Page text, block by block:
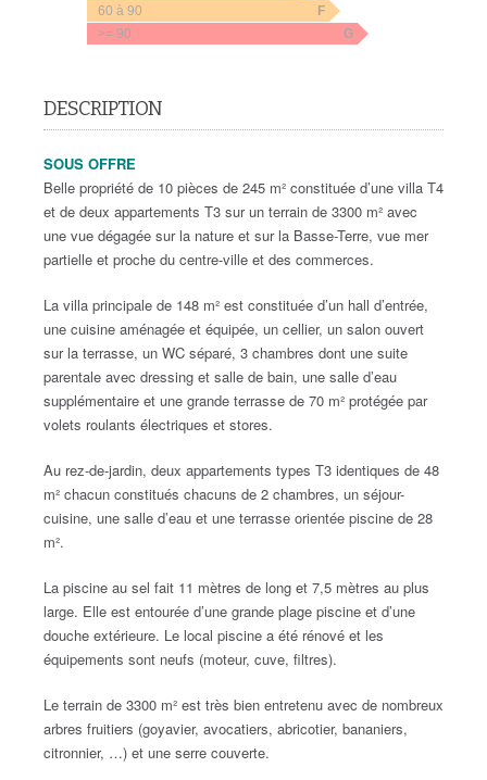
60 à 90
F
>= 90
G
DESCRIPTION
SOUS OFFRE
Belle propriété de 10 pièces de 245 m² constituée d’une villa T4
et de deux appartements T3 sur un terrain de 3300 m² avec
une vue dégagée sur la nature et sur la Basse-Terre, vue mer
partielle et proche du centre-ville et des commerces.
La villa principale de 148 m² est constituée d’un hall d’entrée,
une cuisine aménagée et équipée, un cellier, un salon ouvert
sur la terrasse, un WC séparé, 3 chambres dont une suite
parentale avec dressing et salle de bain, une salle d’eau
supplémentaire et une grande terrasse de 70 m² protégée par
volets roulants électriques et stores.
Au rez-de-jardin, deux appartements types T3 identiques de 48
m² chacun constitués chacuns de 2 chambres, un séjour-
cuisine, une salle d’eau et une terrasse orientée piscine de 28
m².
La piscine au sel fait 11 mètres de long et 7,5 mètres au plus
large. Elle est entourée d’une grande plage piscine et d’une
douche extérieure. Le local piscine a été rénové et les
équipements sont neufs (moteur, cuve, filtres).
Le terrain de 3300 m² est très bien entretenu avec de nombreux
arbres fruitiers (goyavier, avocatiers, abricotier, bananiers,
citronnier, …) et une serre couverte.